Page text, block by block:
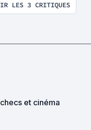
LES 3 CRITIQUES
et cinéma